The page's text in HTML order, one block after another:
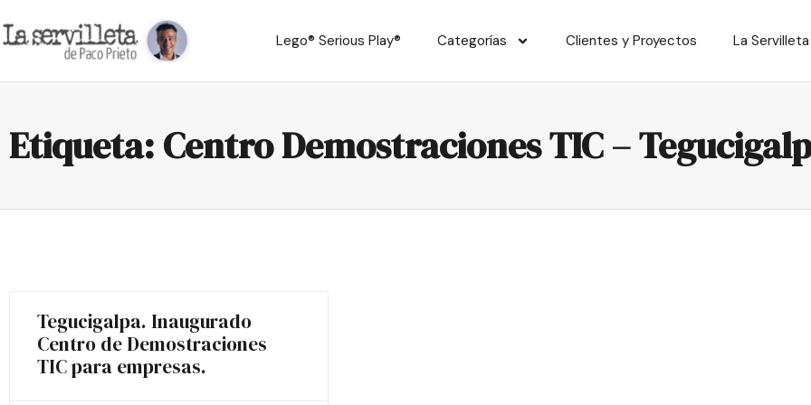
Lego® Serious Play® Categorías Clientes y Proyectos La Servilleta
Etiqueta: Centro Demostraciones TIC –
Tegucigalpa. Inaugurado
Centro de Demostraciones
TIC para empresas.